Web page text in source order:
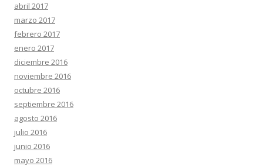
abril 2017
marzo 2017
febrero 2017
enero 2017
diciembre 2016
noviembre 2016
octubre 2016
septiembre 2016
agosto 2016
julio 2016
junio 2016
mayo 2016